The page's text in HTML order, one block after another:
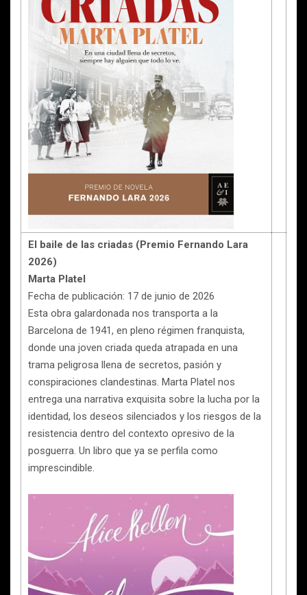
El baile de las criadas (Premio Fernando Lara
2026)
Marta Platel
Fecha de publicación: 17 de junio de 2026
Esta obra galardonada nos transporta a la
Barcelona de 1941, en pleno régimen franquista,
donde una joven criada queda atrapada en una
trama peligrosa llena de secretos, pasión y
conspiraciones clandestinas. Marta Platel nos
entrega una narrativa exquisita sobre la lucha por la
identidad, los deseos silenciados y los riesgos de la
resistencia dentro del contexto opresivo de la
posguerra. Un libro que ya se perfila como
imprescindible.